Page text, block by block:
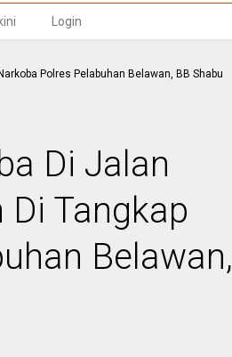
Login
Di Jalan
Tangkap
Belawan,